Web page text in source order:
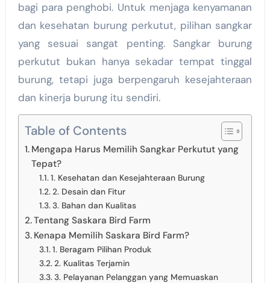
bagi para penghobi. Untuk menjaga kenyamanan
dan kesehatan burung perkutut, pilihan sangkar
yang sesuai sangat penting. Sangkar burung
perkutut bukan hanya sekadar tempat tinggal
burung, tetapi juga berpengaruh kesejahteraan
dan kinerja burung itu sendiri.
Table of Contents
Mengapa Harus Memilih Sangkar Perkutut yang
Tepat?
1. Kesehatan dan Kesejahteraan Burung
2. Desain dan Fitur
3. Bahan dan Kualitas
Tentang Saskara Bird Farm
Kenapa Memilih Saskara Bird Farm?
1. Beragam Pilihan Produk
2. Kualitas Terjamin
3. Pelayanan Pelanggan yang Memuaskan